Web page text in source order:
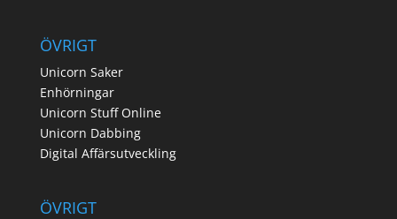
ÖVRIGT
Unicorn Saker
Enhörningar
Unicorn Stuff Online
Unicorn Dabbing
Digital Affärsutveckling
ÖVRIGT